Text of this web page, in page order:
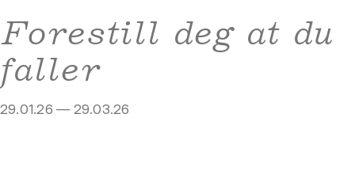
Forestill deg at du
faller
29.01.26 — 29.03.26